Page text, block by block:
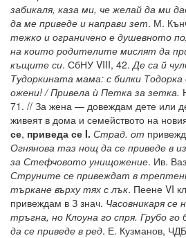
забикаля, каза ми, че желай да ми
да ме приведе и направи зет. М.
тежко и ограничено е душевното
на които родителите мислят да
къщите си. СбНУ VIII, 42. Де са й
Тудоркината мама: с билки Тодорка
ожени! / Привела ѝ Петка за зетка.
71. // За жена — довеждам дете или
живеят в дома и семейството на
се, приведа се I. Страд. от
Огнянова таз нощ да се приведе в
за Стефчовото унищожение. Ив.
Струните се привеждат в
търкане върху тях с лък. Пеене VI
привеждам в З знач. Часовникаря се
тръгна, но Клоуна го спря. Грубо го
да се приведе в ред. Е. Кузманов,